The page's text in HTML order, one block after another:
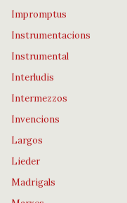
Impromptus
Instrumentacions
Instrumental
Interludis
Intermezzos
Invencions
Largos
Lieder
Madrigals